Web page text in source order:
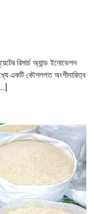
রিসার্চ অ্যান্ড ইনোভেশন
মধ্যে একটি কৌশলগত অংশীদারিত্ব